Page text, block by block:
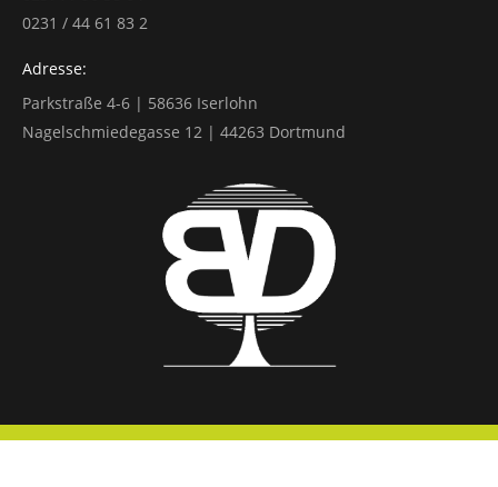
0231 / 44 61 83 2
Adresse:
Parkstraße 4-6 | 58636 Iserlohn
Nagelschmiedegasse 12 | 44263 Dortmund
© 2026 by Steuerberatung Baum-Döpp